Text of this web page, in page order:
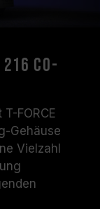
Co-
FORCE
Gehäuse
Vielzahl